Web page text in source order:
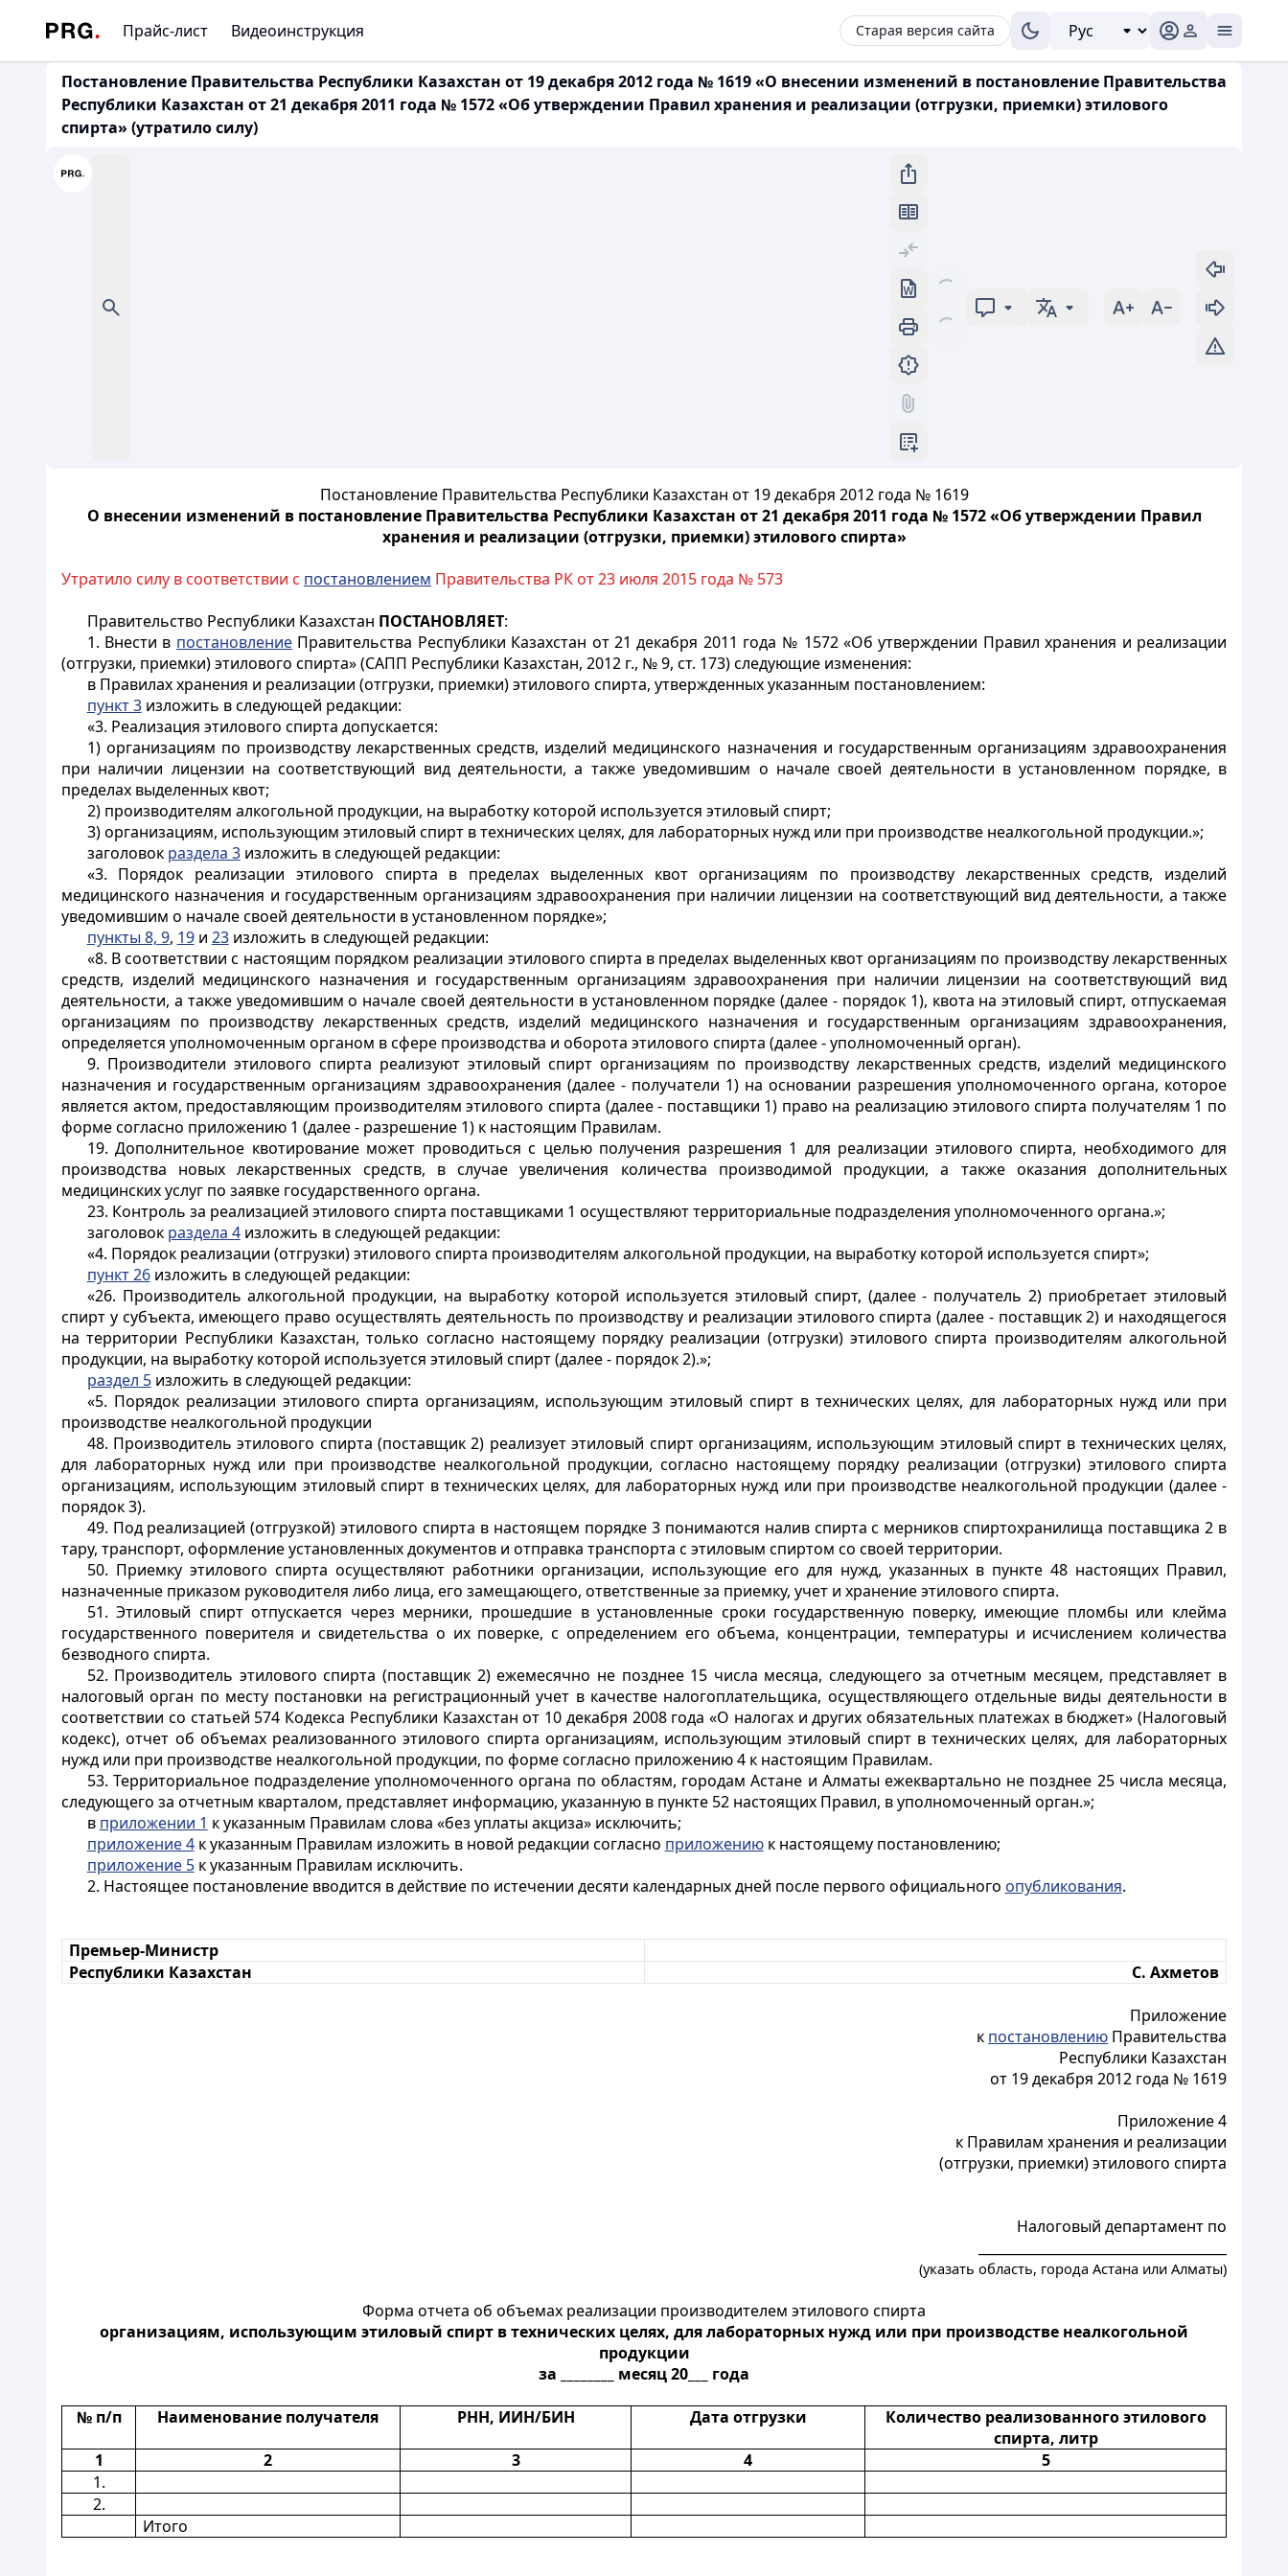
Прайс-лист Видеоинструкция Старая версия сайта
Постановление Правительства Республики Казахстан от 19 декабря 2012 года № 1619 «О внесении изменений в постановление Правительства
Республики Казахстан от 21 декабря 2011 года № 1572 «Об утверждении Правил хранения и реализации (отгрузки, приемки) этилового
спирта» (утратило силу)
Постановление Правительства Республики Казахстан от 19 декабря 2012 года № 1619
О внесении изменений в постановление Правительства Республики Казахстан от 21 декабря 2011 года № 1572 «Об утверждении Правил
хранения и реализации (отгрузки, приемки) этилового спирта»
Утратило силу в соответствии с постановлением Правительства РК от 23 июля 2015 года № 573
Правительство Республики Казахстан ПОСТАНОВЛЯЕТ:
1. Внести в постановлениеПравительства Республики Казахстан от 21 декабря 2011 года № 1572 «Об утверждении Правил хранения и реализации
(отгрузки, приемки) этилового спирта» (САПП Республики Казахстан, 2012 г., № 9, ст. 173) следующие изменения:
в Правилах хранения и реализации (отгрузки, приемки) этилового спирта, утвержденных указанным постановлением:
пункт 3изложить в следующей редакции:
«3. Реализация этилового спирта допускается:
1) организациям по производству лекарственных средств, изделий медицинского назначения и государственным организациям здравоохранения
при наличии лицензии на соответствующий вид деятельности, а также уведомившим о начале своей деятельности в установленном порядке, в
пределах выделенных квот;
2) производителям алкогольной продукции, на выработку которой используется этиловый спирт;
3) организациям, использующим этиловый спирт в технических целях, для лабораторных нужд или при производстве неалкогольной продукции.»;
заголовок раздела 3изложить в следующей редакции:
«3. Порядок реализации этилового спирта в пределах выделенных квот организациям по производству лекарственных средств, изделий
медицинского назначения и государственным организациям здравоохранения при наличии лицензии на соответствующий вид деятельности, а также
уведомившим о начале своей деятельности в установленном порядке»;
пункты 8, 9, 19и 23изложить в следующей редакции:
«8. В соответствии с настоящим порядком реализации этилового спирта в пределах выделенных квот организациям по производству лекарственных
средств, изделий медицинского назначения и государственным организациям здравоохранения при наличии лицензии на соответствующий вид
деятельности, а также уведомившим о начале своей деятельности в установленном порядке (далее - порядок 1), квота на этиловый спирт, отпускаемая
организациям по производству лекарственных средств, изделий медицинского назначения и государственным организациям здравоохранения,
определяется уполномоченным органом в сфере производства и оборота этилового спирта (далее - уполномоченный орган).
9. Производители этилового спирта реализуют этиловый спирт организациям по производству лекарственных средств, изделий медицинского
назначения и государственным организациям здравоохранения (далее - получатели 1) на основании разрешения уполномоченного органа, которое
является актом, предоставляющим производителям этилового спирта (далее - поставщики 1) право на реализацию этилового спирта получателям 1 по
форме согласно приложению 1 (далее - разрешение 1) к настоящим Правилам.
19. Дополнительное квотирование может проводиться с целью получения разрешения 1 для реализации этилового спирта, необходимого для
производства новых лекарственных средств, в случае увеличения количества производимой продукции, а также оказания дополнительных
медицинских услуг по заявке государственного органа.
23. Контроль за реализацией этилового спирта поставщиками 1 осуществляют территориальные подразделения уполномоченного органа.»;
заголовок раздела 4изложить в следующей редакции:
«4. Порядок реализации (отгрузки) этилового спирта производителям алкогольной продукции, на выработку которой используется спирт»;
пункт 26изложить в следующей редакции:
«26. Производитель алкогольной продукции, на выработку которой используется этиловый спирт, (далее - получатель 2) приобретает этиловый
спирт у субъекта, имеющего право осуществлять деятельность по производству и реализации этилового спирта (далее - поставщик 2) и находящегося
на территории Республики Казахстан, только согласно настоящему порядку реализации (отгрузки) этилового спирта производителям алкогольной
продукции, на выработку которой используется этиловый спирт (далее - порядок 2).»;
раздел 5изложить в следующей редакции:
«5. Порядок реализации этилового спирта организациям, использующим этиловый спирт в технических целях, для лабораторных нужд или при
производстве неалкогольной продукции
48. Производитель этилового спирта (поставщик 2) реализует этиловый спирт организациям, использующим этиловый спирт в технических целях,
для лабораторных нужд или при производстве неалкогольной продукции, согласно настоящему порядку реализации (отгрузки) этилового спирта
организациям, использующим этиловый спирт в технических целях, для лабораторных нужд или при производстве неалкогольной продукции (далее -
порядок 3).
49. Под реализацией (отгрузкой) этилового спирта в настоящем порядке 3 понимаются налив спирта с мерников спиртохранилища поставщика 2 в
тару, транспорт, оформление установленных документов и отправка транспорта с этиловым спиртом со своей территории.
50. Приемку этилового спирта осуществляют работники организации, использующие его для нужд, указанных в пункте 48 настоящих Правил,
назначенные приказом руководителя либо лица, его замещающего, ответственные за приемку, учет и хранение этилового спирта.
51. Этиловый спирт отпускается через мерники, прошедшие в установленные сроки государственную поверку, имеющие пломбы или клейма
государственного поверителя и свидетельства о их поверке, с определением его объема, концентрации, температуры и исчислением количества
безводного спирта.
52. Производитель этилового спирта (поставщик 2) ежемесячно не позднее 15 числа месяца, следующего за отчетным месяцем, представляет в
налоговый орган по месту постановки на регистрационный учет в качестве налогоплательщика, осуществляющего отдельные виды деятельности в
соответствии со статьей 574 Кодекса Республики Казахстан от 10 декабря 2008 года «О налогах и других обязательных платежах в бюджет» (Налоговый
кодекс), отчет об объемах реализованного этилового спирта организациям, использующим этиловый спирт в технических целях, для лабораторных
нужд или при производстве неалкогольной продукции, по форме согласно приложению 4 к настоящим Правилам.
53. Территориальное подразделение уполномоченного органа по областям, городам Астане и Алматы ежеквартально не позднее 25 числа месяца,
следующего за отчетным кварталом, представляет информацию, указанную в пункте 52 настоящих Правил, в уполномоченный орган.»;
в приложении 1 к указанным Правилам слова «без уплаты акциза» исключить;
приложение 4к указанным Правилам изложить в новой редакции согласно приложениюк настоящему постановлению;
приложение 5к указанным Правилам исключить.
2. Настоящее постановление вводится в действие по истечении десяти календарных дней после первого официального опубликования.
Премьер-Министр
Республики Казахстан
С. Ахметов
Приложение
к постановлению Правительства
Республики Казахстан
от 19 декабря 2012 года № 1619
Приложение 4
к Правилам хранения и реализации
(отгрузки, приемки) этилового спирта
Налоговый департамент по
(указать область, города Астана или Алматы)
Форма отчета об объемах реализации производителем этилового спирта
организациям, использующим этиловый спирт в технических целях, для лабораторных нужд или при производстве неалкогольной
продукции
за ________ месяц 20___ года
№ п/п Наименование получателя РНН, ИИН/БИН Дата отгрузки
Количество реализованного этилового
спирта, литр
1
2 3 4
5
1.
2.
Итого